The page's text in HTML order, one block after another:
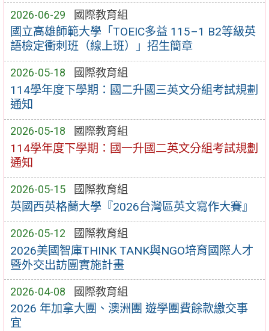
2026-06-29 國際教育組
國立高雄師範大學「TOEIC多益 115–1 B2等級英
語檢定衝刺班（線上班）」招生簡章
2026-05-18 國際教育組
114學年度下學期：國二升國三英文分組考試規劃
通知
2026-05-18 國際教育組
114學年度下學期：國一升國二英文分組考試規劃
通知
2026-05-15 國際教育組
英國西英格蘭大學『2026台灣區英文寫作大賽』
2026-05-12 國際教育組
2026美國智庫THINK TANK與NGO培育國際人才
暨外交出訪團實施計畫
2026-04-08 國際教育組
2026 年加拿大團、澳洲團 遊學團費餘款繳交事
宜